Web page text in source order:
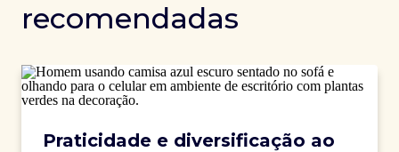
recomendadas
Praticidade e diversificação ao